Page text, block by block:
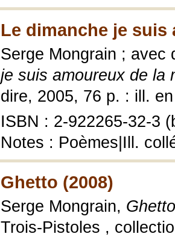
Le dimanche je suis
Serge Mongrain ;
je suis amoureux de la
dire, 2005, 76 p. : ill.
ISBN : 2-922265-32-3
Notes : Poèmes|Ill.
Ghetto (2008)
Serge Mongrain,
Trois-Pistoles ,